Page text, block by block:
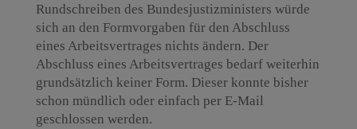
Rundschreiben des Bundesjustizministers würde
sich an den Formvorgaben für den Abschluss
eines Arbeitsvertrages nichts ändern. Der
Abschluss eines Arbeitsvertrages bedarf weiterhin
grundsätzlich keiner Form. Dieser konnte bisher
schon mündlich oder einfach per E-Mail
geschlossen werden.